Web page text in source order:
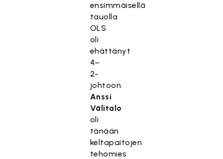
ensimmäisellä
tauolla
OLS
oli
ehättänyt
4–
2-
johtoon.
Anssi
Välitalo
oli
tänään
keltapaitojen
tehomies